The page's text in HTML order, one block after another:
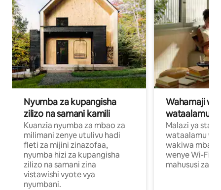
Nyumba za kupangisha
zilizo na samani kamili
Kuanzia nyumba za mbao za
milimani zenye utulivu hadi
fleti za mijini zinazofaa,
nyumba hizi za kupangisha
zilizo na samani zina
vistawishi vyote vya
nyumbani.
Wahamaji
wataalamu
Malazi ya
wataalamu
wakiwa mbali
wenye Wi-Fi
mahususi za